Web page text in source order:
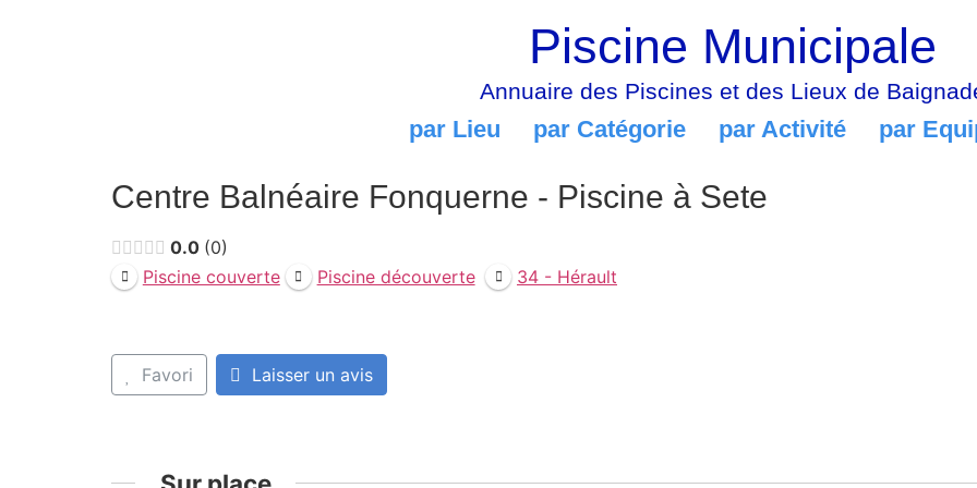
Piscine Municipale
Annuaire des Piscines et des Lieux de
par Lieu par Catégorie par Activité par
Centre Balnéaire Fonquerne - Piscine à Sete
0.0 0
Piscine couverte
Piscine découverte 34 - Hérault
Favori Laisser un avis